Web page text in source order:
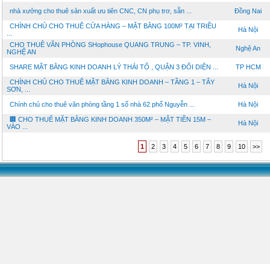
nhà xưởng cho thuê sản xuất ưu tiên CNC, CN phụ trơ, sẵn ... Đồng Nai
CHÍNH CHỦ CHO THUÊ CỬA HÀNG – MẶT BẰNG 100M² TẠI TRIỀU
Hà Nội
CHO THUÊ VĂN PHÒNG SHophouse QUANG TRUNG – TP. VINH,
NGHỆ AN
Nghệ An
SHARE MẶT BẰNG KINH DOANH LÝ THÁI TỔ , QUẬN 3 ĐỐI DIỆN ... TP HCM
CHÍNH CHỦ CHO THUÊ MẶT BẰNG KINH DOANH – TẦNG 1 – TÂY
SƠN, ...
Hà Nội
Chính chủ cho thuê văn phòng tầng 1 số nhà 62 phố Nguyễn ... Hà Nội
🏢 CHO THUÊ MẶT BẰNG KINH DOANH 350M² – MẶT TIỀN 15M –
VÀO ...
Hà Nội
1 2 3 4 5 6 7 8 9 10 >>